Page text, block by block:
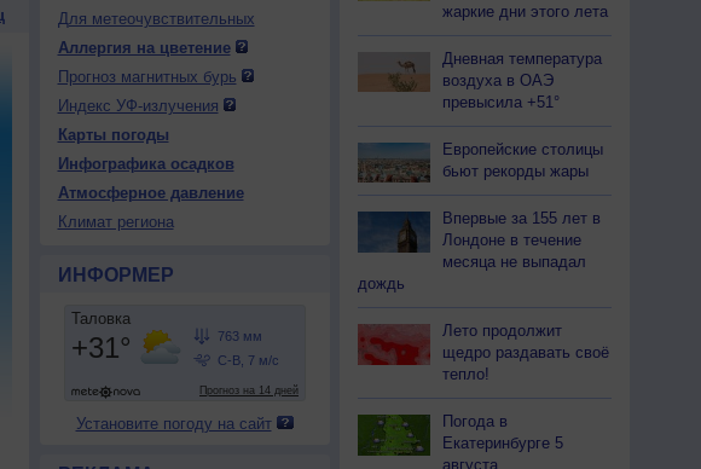
Для метеочувствительных
Аллергия на цветение
Прогноз магнитных бурь
Индекс УФ-излучения
Карты погоды
Инфографика осадков
Атмосферное давление
Климат региона
ИНФОРМЕР
Установите погоду на сайт
жаркие дни этого лета
Дневная температура
воздуха в ОАЭ
превысила +51°
Европейские столицы
бьют рекорды жары
Впервые за 155 лет в
Лондоне в течение
месяца не выпадал
дождь
Лето продолжит
щедро раздавать своё
тепло!
Погода в
Екатеринбурге 5
августа